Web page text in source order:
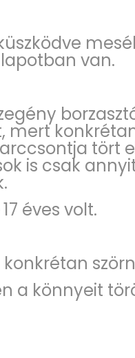
van.
mert
tört
is csak
éves volt.
a könnyeit